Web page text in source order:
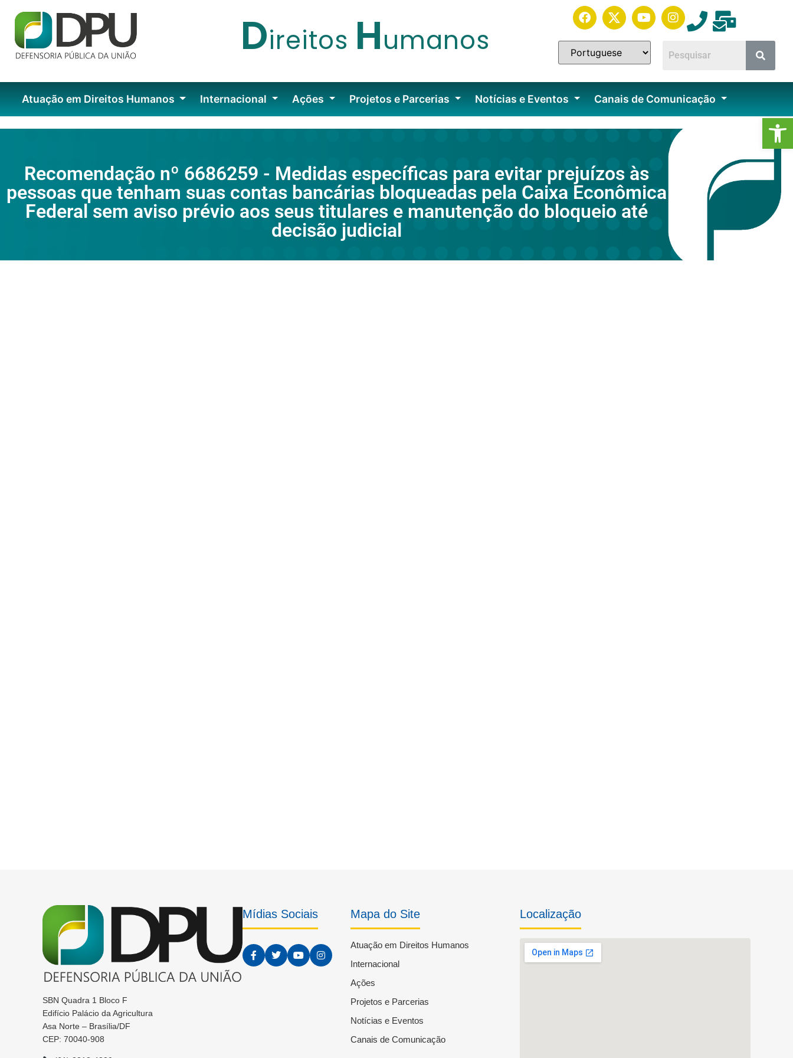
Direitos Humanos
Atuação em Direitos Humanos Internacional Ações Projetos e Parcerias Notícias e Eventos Canais de Comunicação
Recomendação nº 6686259 - Medidas específicas para evitar prejuízos às
pessoas que tenham suas contas bancárias bloqueadas pela Caixa Econômica
Federal sem aviso prévio aos seus titulares e manutenção do bloqueio até
decisão judicial
SBN Quadra 1 Bloco F
Edifício Palácio da Agricultura
Asa Norte – Brasília/DF
CEP: 70040-908
Mídias Sociais Mapa do Site
Atuação em Direitos Humanos
Internacional
Ações
Projetos e Parcerias
Notícias e Eventos
Canais de Comunicação
Localização